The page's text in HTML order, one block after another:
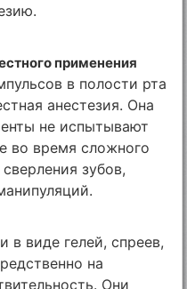
применения
в полости рта
анестезия. Она
не испытывают
во время сложного
зубов,
в виде гелей, спреев,
на
Они